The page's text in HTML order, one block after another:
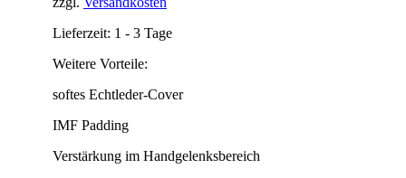
Lieferzeit: 1 - 3 Tage
Weitere Vorteile:
softes Echtleder-Cover
IMF Padding
Verstärkung im Handgelenksbereich